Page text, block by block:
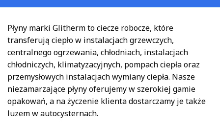
Płyny marki Glitherm to ciecze robocze, które
transferują ciepło w instalacjach grzewczych,
centralnego ogrzewania, chłodniach, instalacjach
chłodniczych, klimatyzacyjnych, pompach ciepła oraz
przemysłowych instalacjach wymiany ciepła. Nasze
niezamarzające płyny oferujemy w szerokiej gamie
opakowań, a na życzenie klienta dostarczamy je także
luzem w autocysternach.